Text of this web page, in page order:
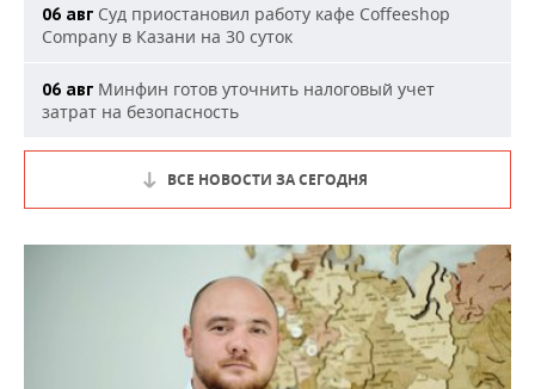
06 авг Суд приостановил работу кафе Coffeeshop
Company в Казани на 30 суток
06 авг Минфин готов уточнить налоговый учет
затрат на безопасность
ВСЕ НОВОСТИ ЗА СЕГОДНЯ